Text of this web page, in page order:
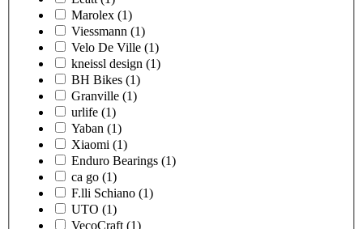
Marolex (1)
Viessmann (1)
Velo De Ville (1)
kneissl design (1)
BH Bikes (1)
Granville (1)
urlife (1)
Yaban (1)
Xiaomi (1)
Enduro Bearings (1)
ca go (1)
F.lli Schiano (1)
UTO (1)
VecoCraft (1)